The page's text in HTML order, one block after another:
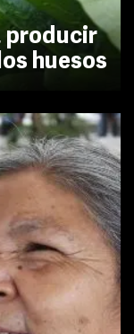
producir
huesos